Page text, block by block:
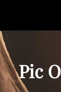
Pic